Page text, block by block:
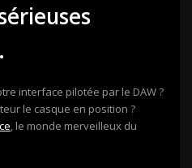
interface pilotée par le DAW ?
le casque en position ?
, le monde merveilleux du